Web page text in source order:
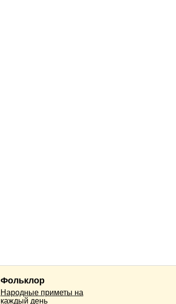
Фольклор
Народные приметы на
каждый день